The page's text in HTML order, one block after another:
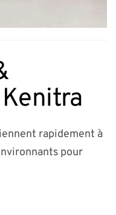
rapidement à
pour